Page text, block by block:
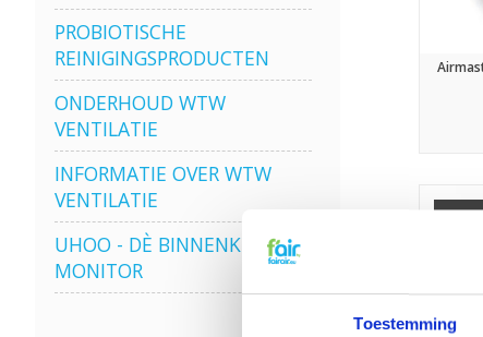
Toestemming
PROBIOTISCHE
REINIGINGSPRODUCTEN
ONDERHOUD WTW
VENTILATIE
INFORMATIE OVER WTW
VENTILATIE
UHOO - DÈ BINNENKLIMAAT
MONITOR